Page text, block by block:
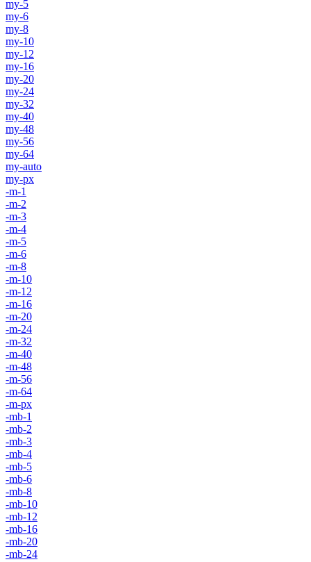
my-5
my-6
my-8
my-10
my-12
my-16
my-20
my-24
my-32
my-40
my-48
my-56
my-64
my-auto
my-px
-m-1
-m-2
-m-3
-m-4
-m-5
-m-6
-m-8
-m-10
-m-12
-m-16
-m-20
-m-24
-m-32
-m-40
-m-48
-m-56
-m-64
-m-px
-mb-1
-mb-2
-mb-3
-mb-4
-mb-5
-mb-6
-mb-8
-mb-10
-mb-12
-mb-16
-mb-20
-mb-24